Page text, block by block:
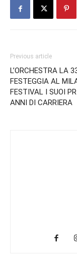
Previous article
L’ORCHESTRA LA
FESTEGGIA AL
FESTIVAL I SUOI
ANNI DI CARRIERA